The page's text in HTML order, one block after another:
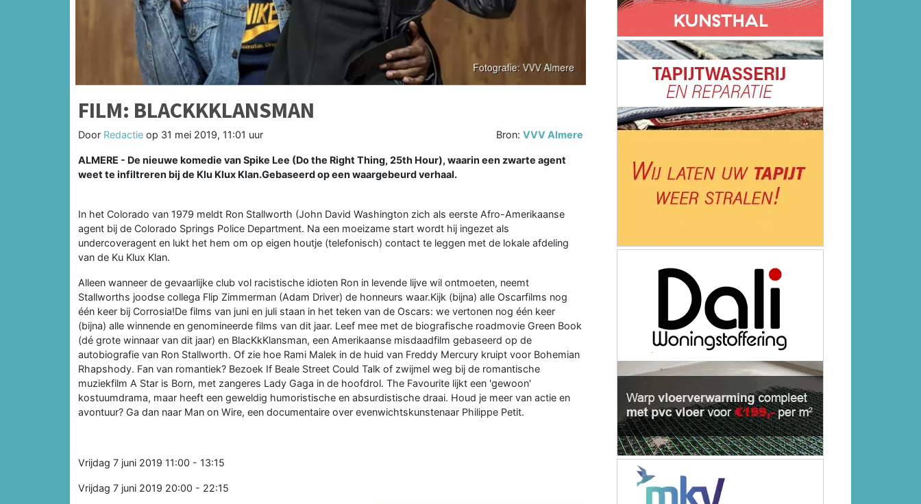
FILM: BLACKKKLANSMAN
Door Redactie op 31 mei 2019, 11:01 uur Bron:VVV Almere
ALMERE - De nieuwe komedie van Spike Lee (Do the Right Thing, 25th Hour), waarin een zwarte agent
weet te infiltreren bij de Klu Klux Klan.Gebaseerd op een waargebeurd verhaal.
In het Colorado van 1979 meldt Ron Stallworth (John David Washington zich als eerste Afro-Amerikaanse
agent bij de Colorado Springs Police Department. Na een moeizame start wordt hij ingezet als
undercoveragent en lukt het hem om op eigen houtje (telefonisch) contact te leggen met de lokale afdeling
van de Ku Klux Klan.
Alleen wanneer de gevaarlijke club vol racistische idioten Ron in levende lijve wil ontmoeten, neemt
Stallworths joodse collega Flip Zimmerman (Adam Driver) de honneurs waar.Kijk (bijna) alle Oscarfilms nog
één keer bij Corrosia!De films van juni en juli staan in het teken van de Oscars: we vertonen nog één keer
(bijna) alle winnende en genomineerde films van dit jaar. Leef mee met de biografische roadmovie Green Book
(dé grote winnaar van dit jaar) en BlacKkKlansman, een Amerikaanse misdaadfilm gebaseerd op de
autobiografie van Ron Stallworth. Of zie hoe Rami Malek in de huid van Freddy Mercury kruipt voor Bohemian
Rhapshody. Fan van romantiek? Bezoek If Beale Street Could Talk of zwijmel weg bij de romantische
muziekfilm A Star is Born, met zangeres Lady Gaga in de hoofdrol. The Favourite lijkt een 'gewoon'
kostuumdrama, maar heeft een geweldig humoristische en absurdistische draai. Houd je meer van actie en
avontuur? Ga dan naar Man on Wire, een documentaire over evenwichtskunstenaar Philippe Petit.
Vrijdag 7 juni 2019 11:00 - 13:15
Vrijdag 7 juni 2019 20:00 - 22:15